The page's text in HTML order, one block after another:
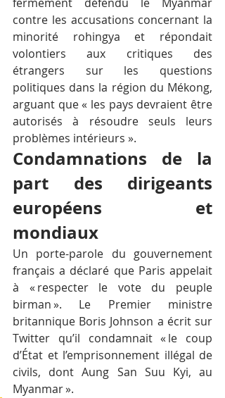
fermement défendu le Myanmar
contre les accusations concernant la
minorité rohingya et répondait
volontiers aux critiques des
étrangers sur les questions
politiques dans la région du Mékong,
arguant que « les pays devraient être
autorisés à résoudre seuls leurs
problèmes intérieurs ».
Condamnations de la
part des dirigeants
européens et
mondiaux
Un porte-parole du gouvernement
français a déclaré que Paris appelait
à « respecter le vote du peuple
birman ». Le Premier ministre
britannique Boris Johnson a écrit sur
Twitter qu’il condamnait « le coup
d’État et l’emprisonnement illégal de
civils, dont Aung San Suu Kyi, au
Myanmar ».